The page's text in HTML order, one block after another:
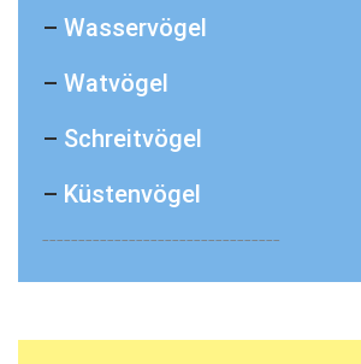
– Wasservögel
– Watvögel
– Schreitvögel
– Küstenvögel